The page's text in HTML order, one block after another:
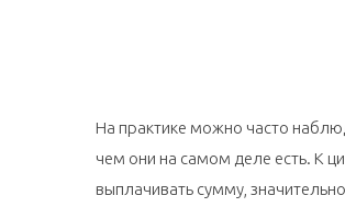
На практике можно часто
чем они на самом деле есть. К
выплачивать сумму,